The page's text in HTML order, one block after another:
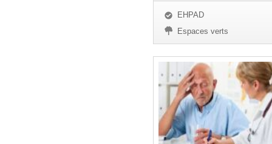
EHPAD
Espaces verts